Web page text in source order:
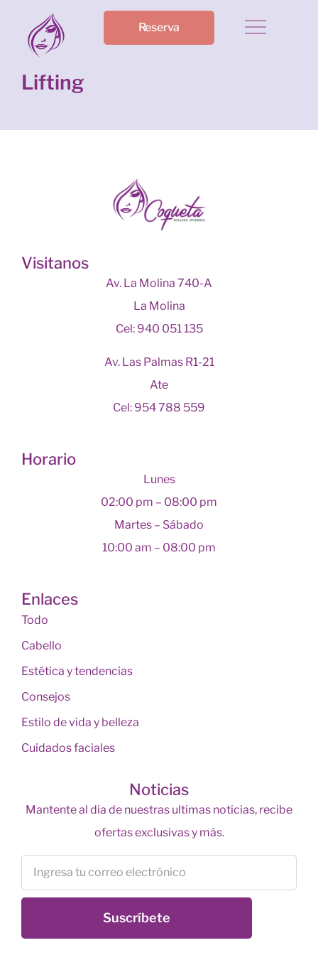
Reserva
Lifting
Visitanos
Av. La Molina 740-A
La Molina
Cel: 940 051 135
Av. Las Palmas R1-21
Ate
Cel: 954 788 559
Horario
Lunes
02:00 pm – 08:00 pm
Martes – Sábado
10:00 am – 08:00 pm
Enlaces
Todo
Cabello
Estética y tendencias
Consejos
Estilo de vida y belleza
Cuidados faciales
Noticias
Mantente al dia de nuestras ultimas noticias, recibe
ofertas exclusivas y más.
Suscríbete